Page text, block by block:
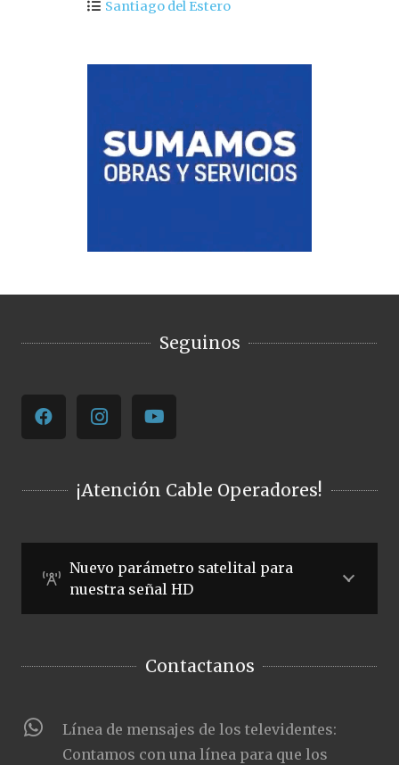
Santiago del Estero
Seguinos
¡Atención Cable Operadores!
Nuevo parámetro satelital para
nuestra señal HD
Contactanos
Línea de mensajes de los televidentes:
Contamos con una línea para que los